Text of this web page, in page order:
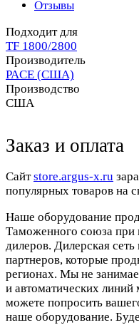
Отзывы
Подходит для
TF 1800/2800
Производитель
PACE (США)
Производство
США
Заказ и оплата
Cайтstore.argus-x.ru
популярных товаров на
Наше оборудование
Таможенного союза при
дилеров. Дилерская
партнеров, которые
регионах. Мы не
и автоматических
можете попросить
наше оборудование.